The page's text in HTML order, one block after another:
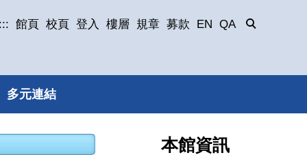
多元連結
館頁 校頁 登入 樓層 規章 募款 EN QA
本館資訊